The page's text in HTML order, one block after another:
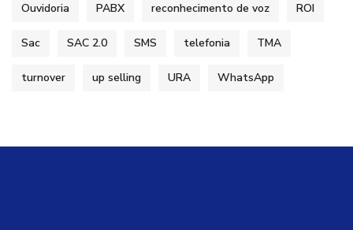
Ouvidoria PABX reconhecimento de voz ROI
Sac SAC 2.0 SMS telefonia TMA
turnover up selling URA WhatsApp